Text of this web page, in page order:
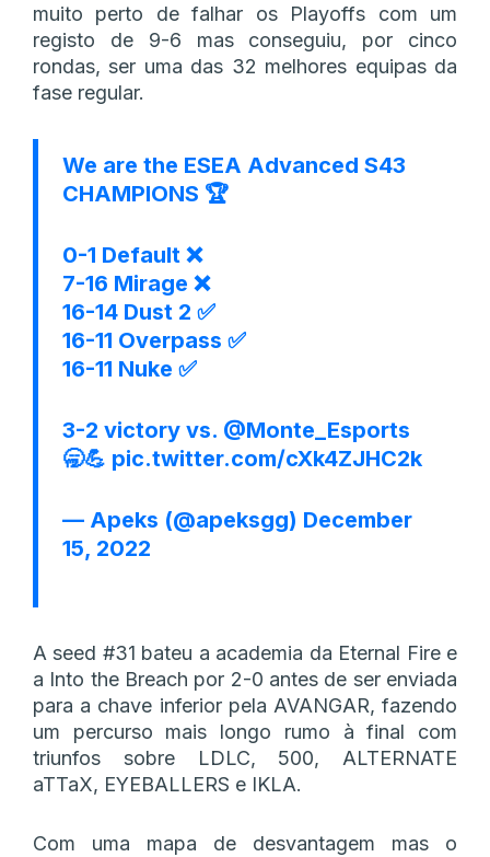
muito perto de falhar os Playoffs com um
registo de 9-6 mas conseguiu, por cinco
rondas, ser uma das 32 melhores equipas da
fase regular.
We are the ESEA Advanced S43
CHAMPIONS 🏆
0-1 Default ❌
7-16 Mirage ❌
16-14 Dust 2 ✅
16-11 Overpass ✅
16-11 Nuke ✅
3-2 victory vs. @Monte_Esports
🥱💪 pic.twitter.com/cXk4ZJHC2k
— Apeks (@apeksgg) December
15, 2022
A seed #31 bateu a academia da Eternal Fire e
a Into the Breach por 2-0 antes de ser enviada
para a chave inferior pela AVANGAR, fazendo
um percurso mais longo rumo à final com
triunfos sobre LDLC, 500, ALTERNATE
aTTaX, EYEBALLERS e IKLA.
Com uma mapa de desvantagem mas o